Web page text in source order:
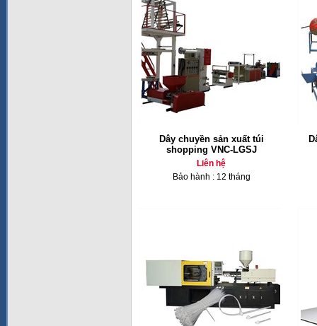
Dây chuyền sản xuất túi
shopping VNC-LGSJ
Liên hệ
Bảo hành : 12 tháng